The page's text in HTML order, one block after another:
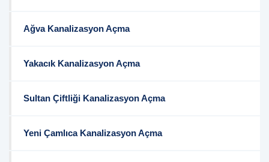
Ağva Kanalizasyon Açma
Yakacık Kanalizasyon Açma
Sultan Çiftliği Kanalizasyon Açma
Yeni Çamlıca Kanalizasyon Açma